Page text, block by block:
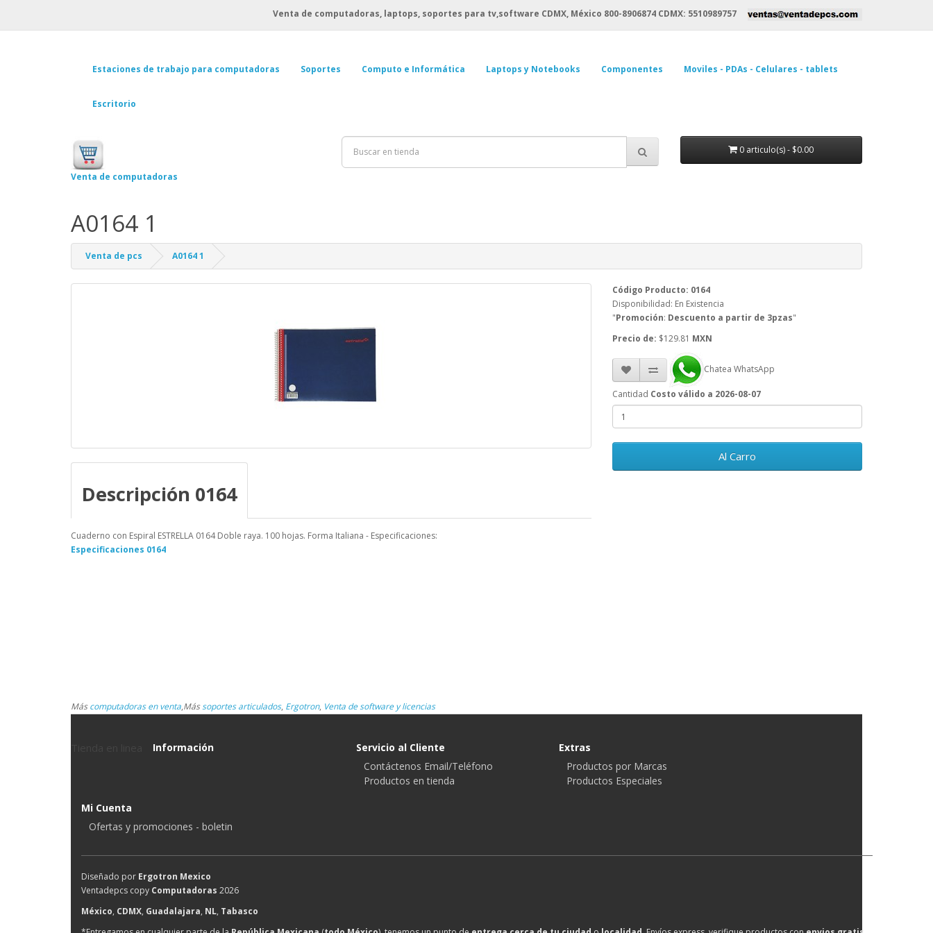
Venta de computadoras, laptops, soportes para tv,software CDMX, México 800-8906874 CDMX: 5510989757
Estaciones de trabajo para computadoras Soportes Computo e Informática Laptops y Notebooks Componentes Moviles - PDAs - Celulares - tablets
Escritorio
Venta de computadoras
0 articulo(s) - $0.00
A0164 1
Venta de pcs A0164 1
Descripción 0164
Cuaderno con Espiral ESTRELLA 0164 Doble raya. 100 hojas. Forma Italiana - Especificaciones:
Código Producto: 0164
Disponibilidad: En Existencia
"Promoción: Descuento a partir de 3pzas"
Precio de: $129.81 MXN
Chatea WhatsApp
Cantidad Costo válido a 2026-08-07
Al Carro
Especificaciones 0164
Máscomputadoras en venta,Mássoportes articulados, Ergotron, Venta de software y licencias
Información
Servicio al Cliente
Contáctenos Email/Teléfono
Productos en tienda
Extras
Productos por Marcas
Productos Especiales
Mi Cuenta
Ofertas y promociones - boletin
Diseñado por Ergotron Mexico
Ventadepcs copy Computadoras 2026
México, CDMX, Guadalajara, NL, Tabasco